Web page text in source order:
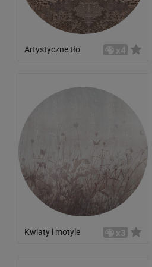
Artystyczne tło x4
Kwiaty i motyle x3